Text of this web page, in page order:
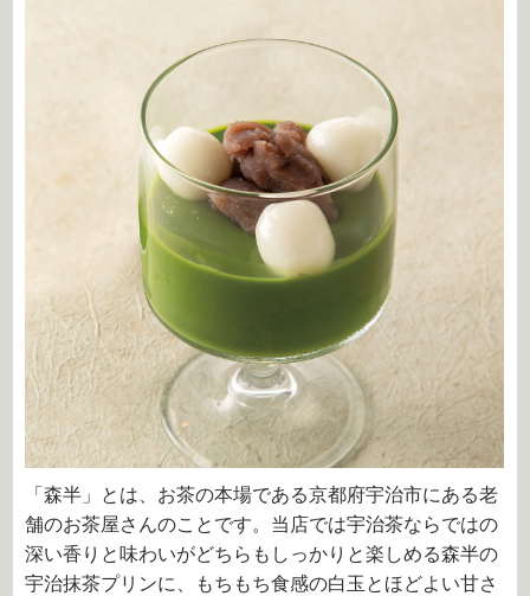
「森半」とは、お茶の本場である京都府宇治市にある老
舗のお茶屋さんのことです。当店では宇治茶ならではの
深い香りと味わいがどちらもしっかりと楽しめる森半の
宇治抹茶プリンに、もちもち食感の白玉とほどよい甘さ